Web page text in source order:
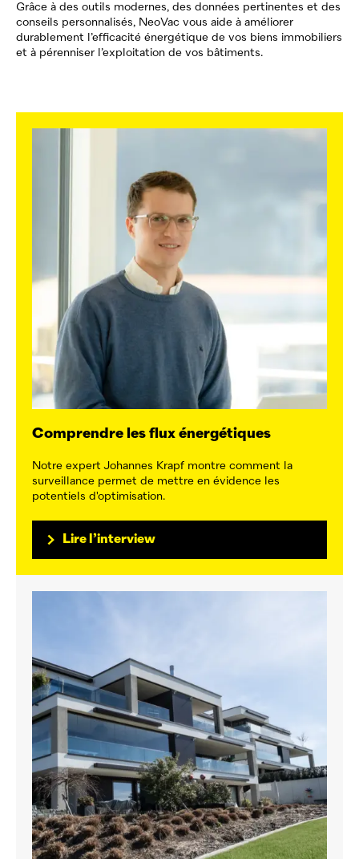
Grâce à des outils modernes, des données pertinentes et des
conseils personnalisés, NeoVac vous aide à améliorer
durablement l’efficacité énergétique de vos biens immobiliers
et à pérenniser l’exploitation de vos bâtiments.
Comprendre les flux énergétiques
Notre expert Johannes Krapf montre comment la
surveillance permet de mettre en évidence les
potentiels d'optimisation.
Lire l’interview